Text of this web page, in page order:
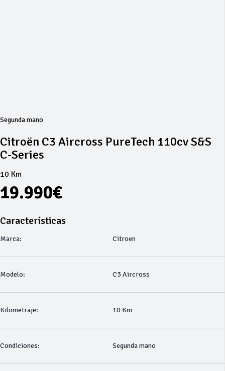
Segunda mano
Citroën C3 Aircross PureTech 110cv S&S
C-Series
10 Km
19.990€
Características
Marca: Citroen
Modelo: C3 Aircross
Kilometraje: 10 Km
Condiciones: Segunda mano